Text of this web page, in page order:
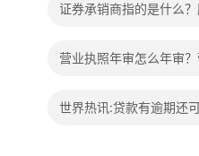
证券承销商指的是什么？
营业执照年审怎么年审
世界热讯:贷款有逾期还